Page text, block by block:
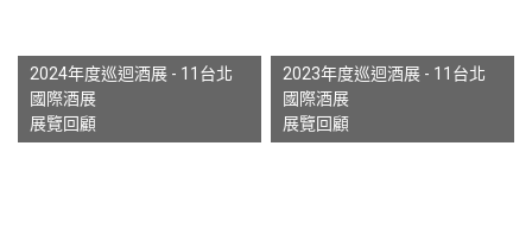
2024年度巡迴酒展 - 11台北
國際酒展
展覽回顧
2023年度巡迴酒展 - 11台北
國際酒展
展覽回顧